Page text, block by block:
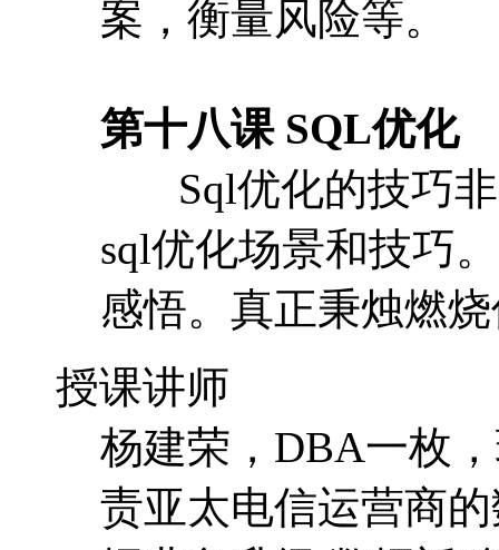
sql优化场景和技巧
授课讲师
杨建荣，DBA一枚
责亚太电信运营商
据业务升级,数据迁
Oracle ACE-A，
(Young Expert
拥有Oracle 10g